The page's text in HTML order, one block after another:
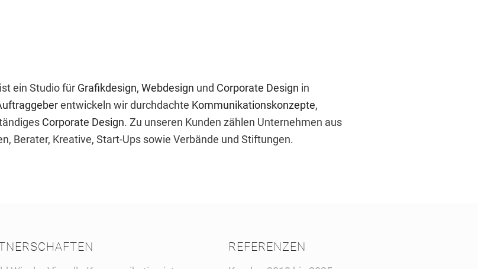
ein Studio für Grafikdesign,Webdesign und Corporate Design in
entwickeln wir durchdachte Kommunikationskonzepte,
Corporate Design. Zu unseren Kunden zählen Unternehmen aus
Berater, Kreative, Start-Ups sowie Verbände und Stiftungen.
REFERENZEN